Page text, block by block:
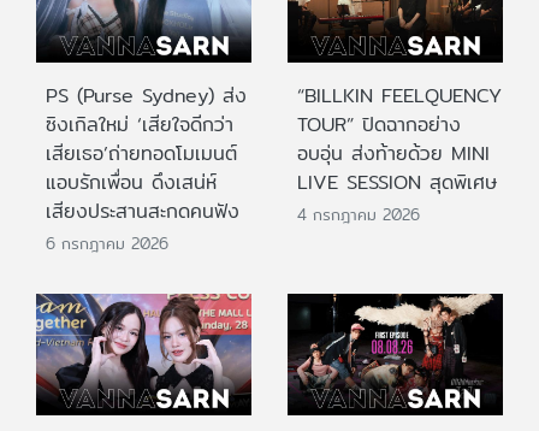
PS (Purse Sydney) ส่ง
ซิงเกิลใหม่ ‘เสียใจดีกว่า
เสียเธอ’ถ่ายทอดโมเมนต์
แอบรักเพื่อน ดึงเสน่ห์
เสียงประสานสะกดคนฟัง
6 กรกฎาคม 2026
“BILLKIN FEELQUENCY
TOUR” ปิดฉากอย่าง
อบอุ่น ส่งท้ายด้วย MINI
LIVE SESSION สุดพิเศษ
4 กรกฎาคม 2026